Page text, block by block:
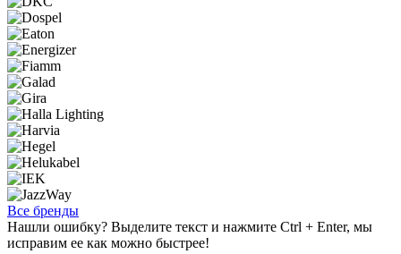
Все бренды
Нашли ошибку? Выделите текст и нажмите Ctrl + Enter, мы
исправим ее как можно быстрее!